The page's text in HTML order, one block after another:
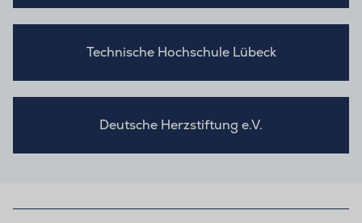
Technische Hochschule Lübeck
Deutsche Herzstiftung e.V.